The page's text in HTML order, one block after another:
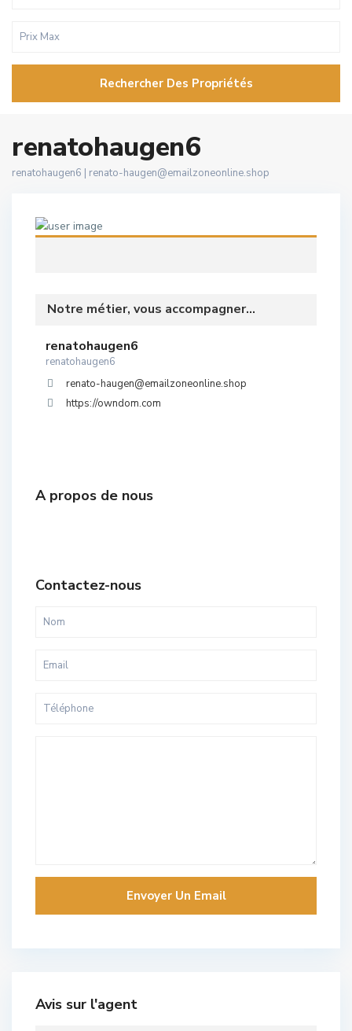
Rechercher Des Propriétés
renatohaugen6
renatohaugen6 | renato-haugen@emailzoneonline.shop
Notre métier, vous accompagner...
renatohaugen6
renatohaugen6
renato-haugen@emailzoneonline.shop
https://owndom.com
A propos de nous
Contactez-nous
Avis sur l'agent